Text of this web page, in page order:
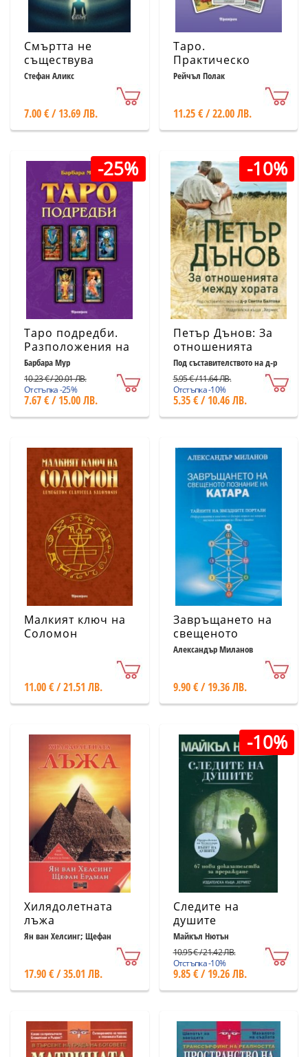
Смъртта не
съществува
Стефан Аликс
7.00 € / 13.69 ЛВ.
Таро.
Практическо
ръководство
Рейчъл Полак
11.25 € / 22.00 ЛВ.
-25%
Таро подредби.
Разположения на
картите и техники
за ефективност на
сеансите с Таро
Барбара Мур
10.23 € / 20.01 ЛВ.
Отстъпка -25%
7.67 € / 15.00 ЛВ.
-10%
Петър Дънов: За
отношенията
между хората
(ново издание)
Под съставителството на д-р
5.95 € / 11.64 ЛВ.
Отстъпка -10%
5.35 € / 10.46 ЛВ.
Малкият ключ на
Соломон
11.00 € / 21.51 ЛВ.
Завръщането на
свещеното
познание на
Александър Миланов
9.90 € / 19.36 ЛВ.
Хилядолетната
лъжа
Ян ван Хелсинг; Щефан
17.90 € / 35.01 ЛВ.
-10%
Следите на
душите
Майкъл Нютън
10.95 € / 21.42 ЛВ.
Отстъпка -10%
9.85 € / 19.26 ЛВ.